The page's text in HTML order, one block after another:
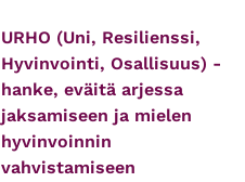
URHO (Uni, Resilienssi,
Hyvinvointi, Osallisuus) -
hanke, eväitä arjessa
jaksamiseen ja mielen
hyvinvoinnin
vahvistamiseen